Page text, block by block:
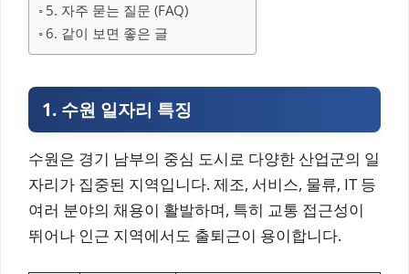
5. 자주 묻는 질문 (FAQ)
6. 같이 보면 좋은 글
1. 수원 일자리 특징
수원은 경기 남부의 중심 도시로 다양한 산업군의 일
자리가 집중된 지역입니다. 제조, 서비스, 물류, IT 등
여러 분야의 채용이 활발하며, 특히 교통 접근성이
뛰어나 인근 지역에서도 출퇴근이 용이합니다.